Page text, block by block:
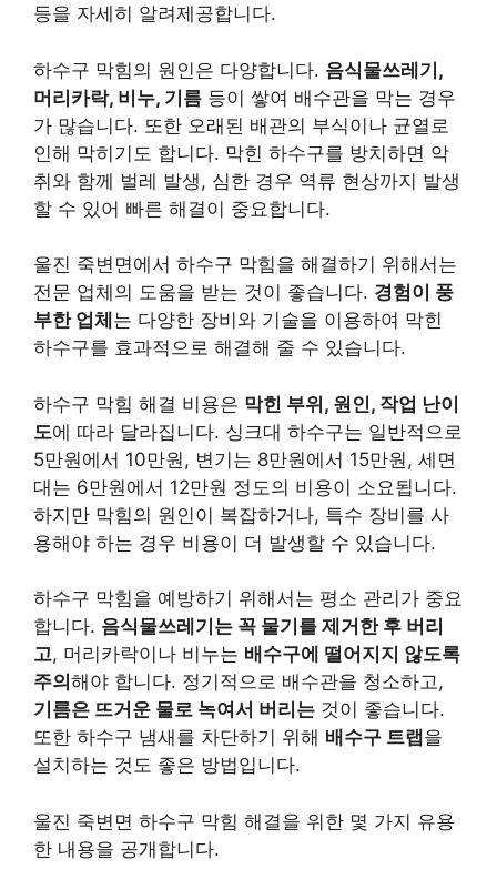
등을 자세히 알려제공합니다.
하수구 막힘의 원인은 다양합니다. 음식물쓰레기,
머리카락, 비누, 기름 등이 쌓여 배수관을 막는 경우
가 많습니다. 또한 오래된 배관의 부식이나 균열로
인해 막히기도 합니다. 막힌 하수구를 방치하면 악
취와 함께 벌레 발생, 심한 경우 역류 현상까지 발생
할 수 있어 빠른 해결이 중요합니다.
울진 죽변면에서 하수구 막힘을 해결하기 위해서는
전문 업체의 도움을 받는 것이 좋습니다. 경험이 풍
부한 업체 는 다양한 장비와 기술을 이용하여 막힌
하수구를 효과적으로 해결해 줄 수 있습니다.
하수구 막힘 해결 비용은 막힌 부위, 원인, 작업 난이
도에 따라 달라집니다. 싱크대 하수구는 일반적으로
5만원에서 10만원, 변기는 8만원에서 15만원, 세면
대는 6만원에서 12만원 정도의 비용이 소요됩니다.
하지만 막힘의 원인이 복잡하거나, 특수 장비를 사
용해야 하는 경우 비용이 더 발생할 수 있습니다.
하수구 막힘을 예방하기 위해서는 평소 관리가 중요
합니다. 음식물쓰레기는 꼭 물기를 제거한 후 버리
고, 머리카락이나 비누는 배수구에 떨어지지 않도록
주의 해야 합니다. 정기적으로 배수관을 청소하고,
기름은 뜨거운 물로 녹여서 버리는 것이 좋습니다.
또한 하수구 냄새를 차단하기 위해 배수구 트랩 을
설치하는 것도 좋은 방법입니다.
울진 죽변면 하수구 막힘 해결을 위한 몇 가지 유용
한 내용을 공개합니다.